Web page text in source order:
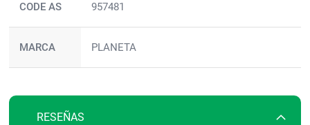
CODE AS 957481
MARCA PLANETA
RESEÑAS